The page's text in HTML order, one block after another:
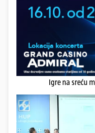
Igre na sreću